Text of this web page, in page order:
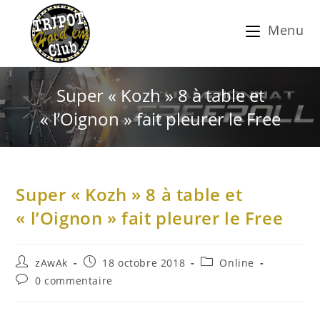
Menu
Super « Kozh » 8 à table et
« l’Oignon » fait pleurer le Free
Super « Kozh » 8 à table et
« l’Oignon » fait pleurer le Free
zAwAk 18 octobre 2018
Online
0 commentaire